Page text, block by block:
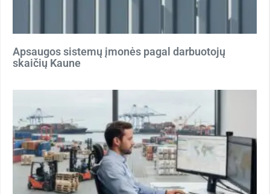
Apsaugos sistemų įmonės pagal darbuotojų
skaičių Kaune